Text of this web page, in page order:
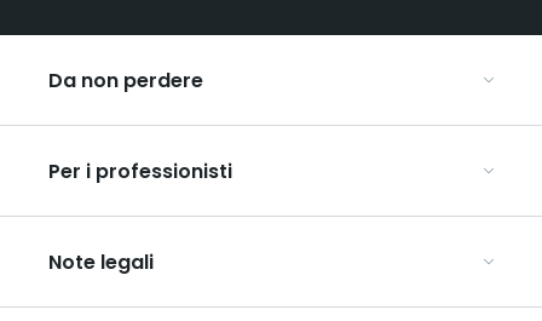
Da non perdere
Alsazia
Ardenne
Champagne
Per i professionisti
Organizzate il vostro viaggio di gruppo
Scopri l’ART GE
Note legali